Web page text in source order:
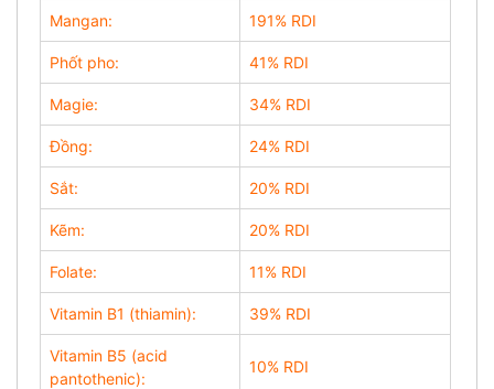
Mangan: 191% RDI
Phốt pho: 41% RDI
Magie: 34% RDI
Đồng: 24% RDI
Sắt: 20% RDI
Kẽm: 20% RDI
Folate: 11% RDI
Vitamin B1 (thiamin): 39% RDI
Vitamin B5 (acid
pantothenic):
10% RDI